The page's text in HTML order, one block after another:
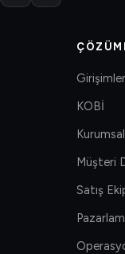
Girişimler
KOBİ
Kurumsal
Müşteri
Satış